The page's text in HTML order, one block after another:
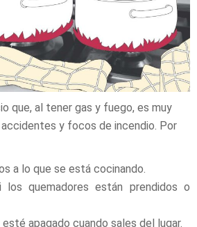
que, al tener gas y fuego, es muy
y focos de incendio. Por
a lo que se está cocinando.
los quemadores están prendidos o
apagado cuando sales del lugar.